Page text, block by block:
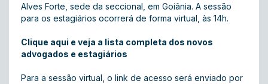
Alves Forte, sede da seccional, em Goiânia. A sessão
para os estagiários ocorrerá de forma virtual, às 14h.
Clique aqui e veja a lista completa dos novos
advogados e estagiários
Para a sessão virtual, o link de acesso será enviado por